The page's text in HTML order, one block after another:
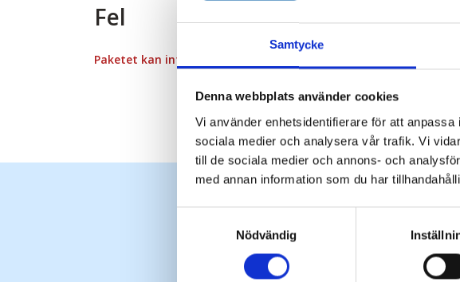
Samtycke
Denna webbplats använder cookies
Vi använder enhetsidentifierare för att
sociala medier och analysera vår trafik. Vi
till de sociala medier och annons- och
med annan information som du har
Nödvändig
Fel
Paketet kan inte bokas